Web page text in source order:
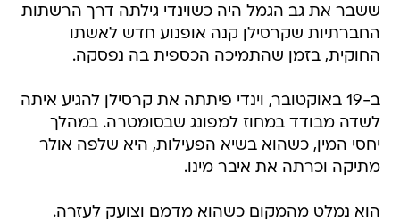
ששבר את גב הגמל היה כשוינדי גילתה דרך הרשתות
החברתיות שקרסילן קנה אופנוע חדש לאשתו
החוקית, בזמן שהתמיכה הכספית בה נפסקה.
ב-19 באוקטובר, וינדי פיתתה את קרסילן להגיע איתה
לשדה מבודד במחוז למפונג שבסומטרה. במהלך
יחסי המין, כשהוא בשיא הפעילות, היא שלפה אולר
מתיקה וכרתה את איבר מינו.
הוא נמלט מהמקום כשהוא מדמם וצועק לעזרה.